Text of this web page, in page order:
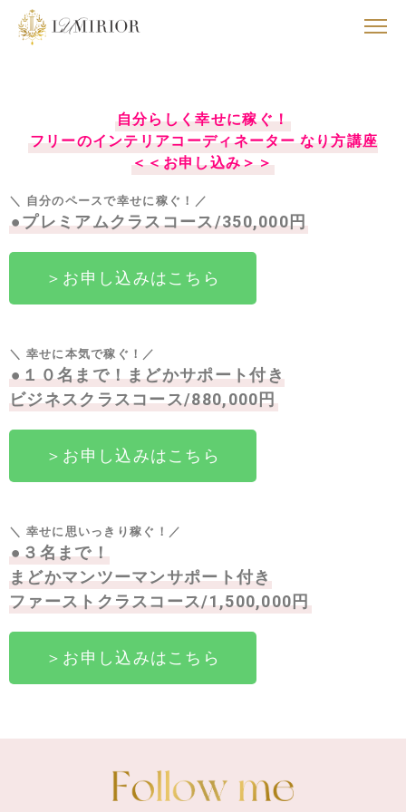
自分らしく幸せに稼ぐ！
フリーのインテリアコーディネーター なり方講座
＜＜お申し込み＞＞
＼ 自分のペースで幸せに稼ぐ！ ／
●プレミアムクラスコース/350,000円
＞お申し込みはこちら
＼ 幸せに本気で稼ぐ！ ／
●１０名まで！まどかサポート付き
ビジネスクラスコース/880,000円
＞お申し込みはこちら
＼ 幸せに思いっきり稼ぐ！ ／
●３名まで！
まどかマンツーマンサポート付き
ファーストクラスコース/1,500,000円
＞お申し込みはこちら